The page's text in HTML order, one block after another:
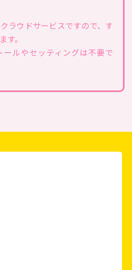
ラウドサービスですので、す
す。
ルやセッティングは不要で